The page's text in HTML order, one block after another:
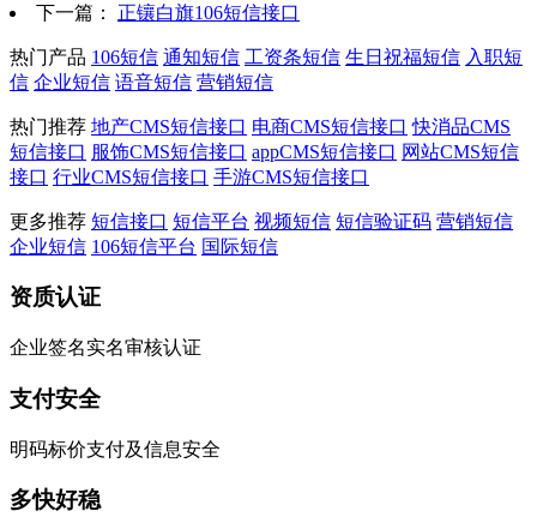
下一篇： 正镶白旗106短信接口
热门产品 106短信 通知短信 工资条短信 生日祝福短信 入职短
信 企业短信 语音短信 营销短信
热门推荐 地产CMS短信接口 电商CMS短信接口 快消品CMS
短信接口 服饰CMS短信接口 appCMS短信接口 网站CMS短信
接口 行业CMS短信接口 手游CMS短信接口
更多推荐 短信接口 短信平台 视频短信 短信验证码 营销短信
企业短信 106短信平台 国际短信
资质认证
企业签名实名审核认证
支付安全
明码标价支付及信息安全
多快好稳